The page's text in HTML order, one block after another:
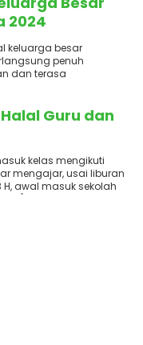
2024
keluarga besar
penuh
dan terasa
Guru dan
kelas mengikuti
mengajar, usai liburan
H, awal masuk sekolah
pagi..